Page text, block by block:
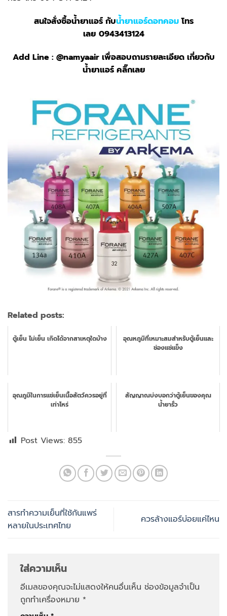
สนใจสั่งซื้อน้ำยาแอร์ กับน้ำยาแอร์ดอทคอมโทร
เลย 0943413124
Add Line : @namyaairเพื่อสอบถามรายละเอียด เกี่ยวกับ
น้ำยาแอร์ คลิ๊กเลย
Related posts:
ตู้เย็น ไม่เย็น เกิดได้จากสาเหตุใดบ้าง
อุณหภูมิที่เหมาะสมสำหรับตู้เย็นและ
ช่องแช่แข็ง
อุณภูมิในการแช่เย็นเนื้อสัตว์ควรอยู่ที่
เท่าไหร่
สัญญาณบ่งบอกว่าตู้เย็นของคุณ
น้ำยารั่ว
Post Views: 855
สารทำความเย็นที่ใช้กันแพร่
หลายในประเทศไทย
ควรล้างแอร์บ่อยแค่ไหน
ใส่ความเห็น
อีเมลของคุณจะไม่แสดงให้คนอื่นเห็น ช่องข้อมูลจำเป็น
ถูกทำเครื่องหมาย *